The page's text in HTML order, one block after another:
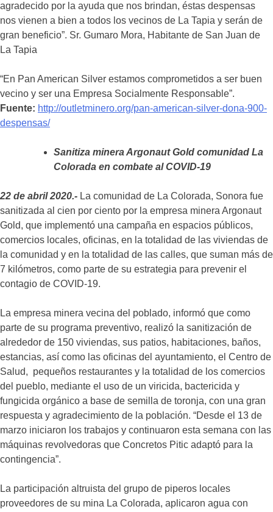
agradecido por la ayuda que nos brindan, éstas despensas
nos vienen a bien a todos los vecinos de La Tapia y serán de
gran beneficio”. Sr. Gumaro Mora, Habitante de San Juan de
La Tapia
“En Pan American Silver estamos comprometidos a ser buen
vecino y ser una Empresa Socialmente Responsable”.
Fuente: http://outletminero.org/pan-american-silver-dona-900-
despensas/
Sanitiza minera Argonaut Gold comunidad La
Colorada en combate al COVID-19
22 de abril 2020.- La comunidad de La Colorada, Sonora fue
sanitizada al cien por ciento por la empresa minera Argonaut
Gold, que implementó una campaña en espacios públicos,
comercios locales, oficinas, en la totalidad de las viviendas de
la comunidad y en la totalidad de las calles, que suman más de
7 kilómetros, como parte de su estrategia para prevenir el
contagio de COVID-19.
La empresa minera vecina del poblado, informó que como
parte de su programa preventivo, realizó la sanitización de
alrededor de 150 viviendas, sus patios, habitaciones, baños,
estancias, así como las oficinas del ayuntamiento, el Centro de
Salud, pequeños restaurantes y la totalidad de los comercios
del pueblo, mediante el uso de un viricida, bactericida y
fungicida orgánico a base de semilla de toronja, con una gran
respuesta y agradecimiento de la población. “Desde el 13 de
marzo iniciaron los trabajos y continuaron esta semana con las
máquinas revolvedoras que Concretos Pitic adaptó para la
contingencia”.
La participación altruista del grupo de piperos locales
proveedores de su mina La Colorada, aplicaron agua con